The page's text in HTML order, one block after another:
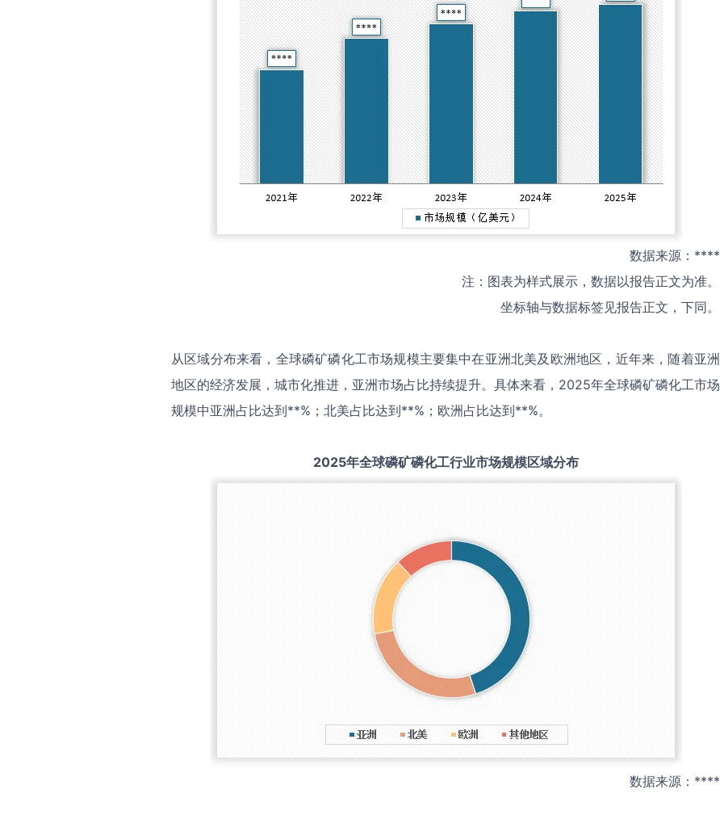
数据来源：****
注：图表为样式展示，数据以报告正文为准。
坐标轴与数据标签见报告正文，下同。
从区域分布来看，全球磷矿磷化工市场规模主要集中在亚洲北美及欧洲地区，近年来，随着亚洲
地区的经济发展，城市化推进，亚洲市场占比持续提升。具体来看，2025年全球磷矿磷化工市场
规模中亚洲占比达到**%；北美占比达到**%；欧洲占比达到**%。
2025年全球磷矿磷化工行业市场规模区域分布
数据来源：****